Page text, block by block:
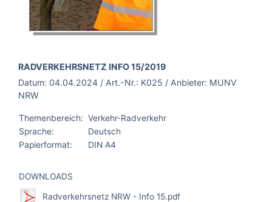
BROSCHÜRE:
RADVERKEHRSNETZ INFO 15/2019
Datum: 04.04.2024 / Art.-Nr.: K025 / Anbieter: MUNV
NRW
Themenbereich: Verkehr-Radverkehr
Sprache:
Deutsch
Papierformat:
DIN A4
DOWNLOADS
Radverkehrsnetz NRW - Info 15.pdf